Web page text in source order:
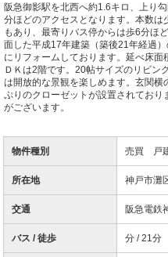
阪急御影駅を北西へ約1.6キロ、上り
分ほどのアクセスとなります。本数
もあり、最寄りバス停からは歩6分ほ
面した平成17年建築（築後21年経過
にリフォームしております。延べ床面
ＤＫは2階です。20帖サイズのリビン
は開放的な景観を楽しめます。玄関
ぷりのクローゼットが設置されてお
がございます。
物件種別 売買 戸
所在地 神戸市灘
交通 阪急電鉄
バス / 徒歩 分 / 21分